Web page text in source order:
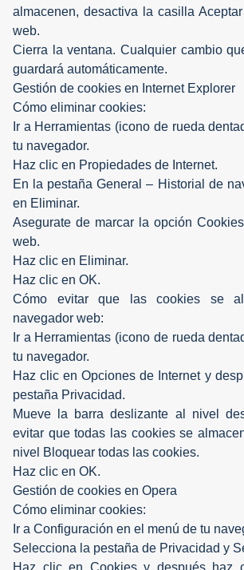
almacenen, desactiva la casilla
web.
Cierra la ventana. Cualquier cambio
guardará automáticamente.
Gestión de cookies en Internet Explorer
Cómo eliminar cookies:
Ir a Herramientas (icono de rueda
tu navegador.
Haz clic en Propiedades de Internet.
En la pestaña General – Historial de
en Eliminar.
Asegurate de marcar la opción
web.
Haz clic en Eliminar.
Haz clic en OK.
Cómo evitar que las cookies se
navegador web:
Ir a Herramientas (icono de rueda
tu navegador.
Haz clic en Opciones de Internet y
pestaña Privacidad.
Mueve la barra deslizante al nivel
evitar que todas las cookies se
nivel Bloquear todas las cookies.
Haz clic en OK.
Gestión de cookies en Opera
Cómo eliminar cookies:
Ir a Configuración en el menú de tu
Selecciona la pestaña de Privacidad y
Haz clic en Cookies y después haz